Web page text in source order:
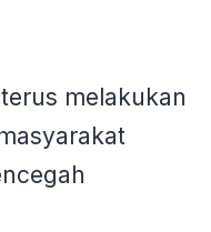
melakukan